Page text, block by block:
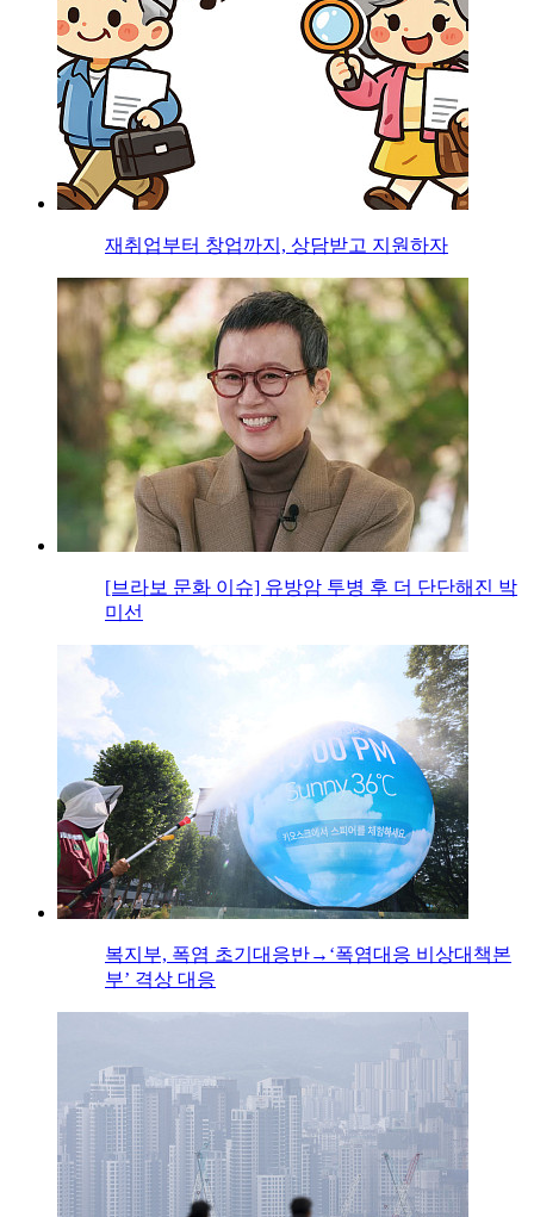
재취업부터 창업까지, 상담받고 지원하자
[브라보 문화 이슈] 유방암 투병 후 더 단단해진 박
미선
복지부, 폭염 초기대응반→‘폭염대응 비상대책본
부’ 격상 대응